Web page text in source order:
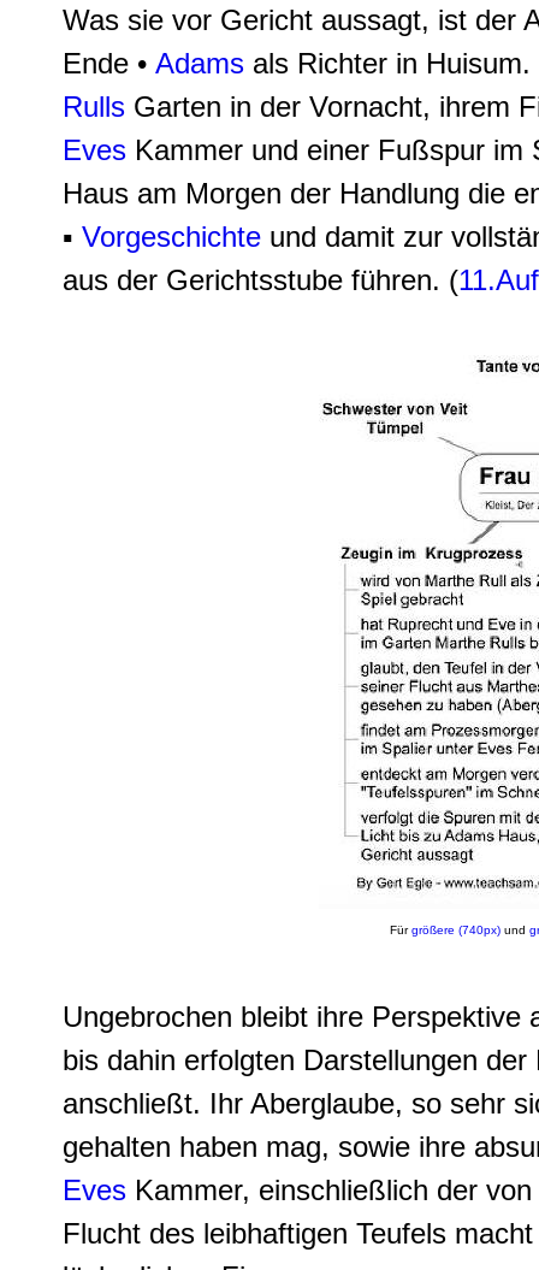
Was sie vor Gericht aussagt, ist der
Ende • Adams als Richter in
Rulls Garten in der Vornacht, ihrem
Eves Kammer und einer Fußspur
Haus am Morgen der Handlung die
▪ Vorgeschichte und damit zur
aus der Gerichtsstube führen. (
Fürgrößere (740px) und
Ungebrochen bleibt ihre
bis dahin erfolgten Darstellungen
anschließt. Ihr Aberglaube, so sehr
gehalten haben mag, sowie ihre
Eves Kammer, einschließlich der
Flucht des leibhaftigen Teufels